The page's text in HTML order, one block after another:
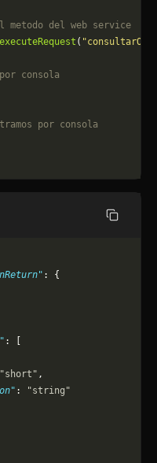
metodo del web service
executeRequest (
consola
por consola
Copiar
: {
: [
"short" ,
:
"string"